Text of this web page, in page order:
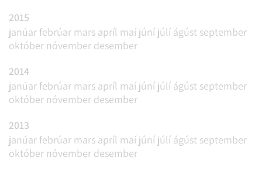
2015
janúar febrúar mars apríl maí júní júlí ágúst september
október nóvember desember
2014
janúar febrúar mars apríl maí júní júlí ágúst september
október nóvember desember
2013
janúar febrúar mars apríl maí júní júlí ágúst september
október nóvember desember